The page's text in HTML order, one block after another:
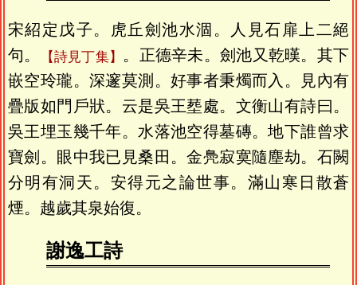
宋紹定戊子。虎丘劍池水涸。人見石扉上二絕
句。
詩見丁集
。正德辛未。劍池又乾暵。其下
嵌空玲瓏。深邃莫測。好事者秉燭而入。見內有
疊版如門戶狀。云是吳王塟處。文衡山有詩曰。
吳王埋玉幾千年。水落池空得墓磚。地下誰曾求
寶劍。眼中我已見桑田。金鳧寂寞隨塵劫。石闕
分明有洞天。安得元之論世事。滿山寒日散蒼
煙。越歲其泉始復。
謝逸工詩